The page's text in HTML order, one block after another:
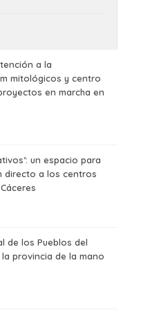
a la
mitológicos y centro
en marcha en
un espacio para
directo a los centros
de los Pueblos del
la provincia de la mano